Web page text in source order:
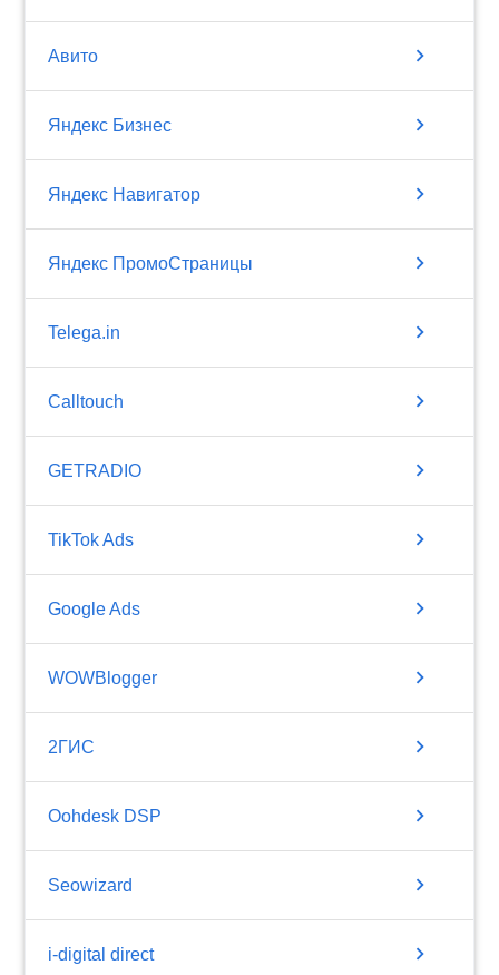
Авито chevron_right
Яндекс Бизнес chevron_right
Яндекс Навигатор chevron_right
Яндекс ПромоСтраницы chevron_right
Telega.in chevron_right
Calltouch chevron_right
GETRADIO chevron_right
TikTok Ads chevron_right
Google Ads chevron_right
WOWBlogger chevron_right
2ГИС chevron_right
Oohdesk DSP chevron_right
Seowizard chevron_right
i-digital direct chevron_right